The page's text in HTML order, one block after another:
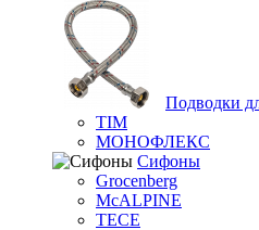
Подводки
TIM
МОНОФЛЕКС
Сифоны
Grocenberg
McALPINE
TECE